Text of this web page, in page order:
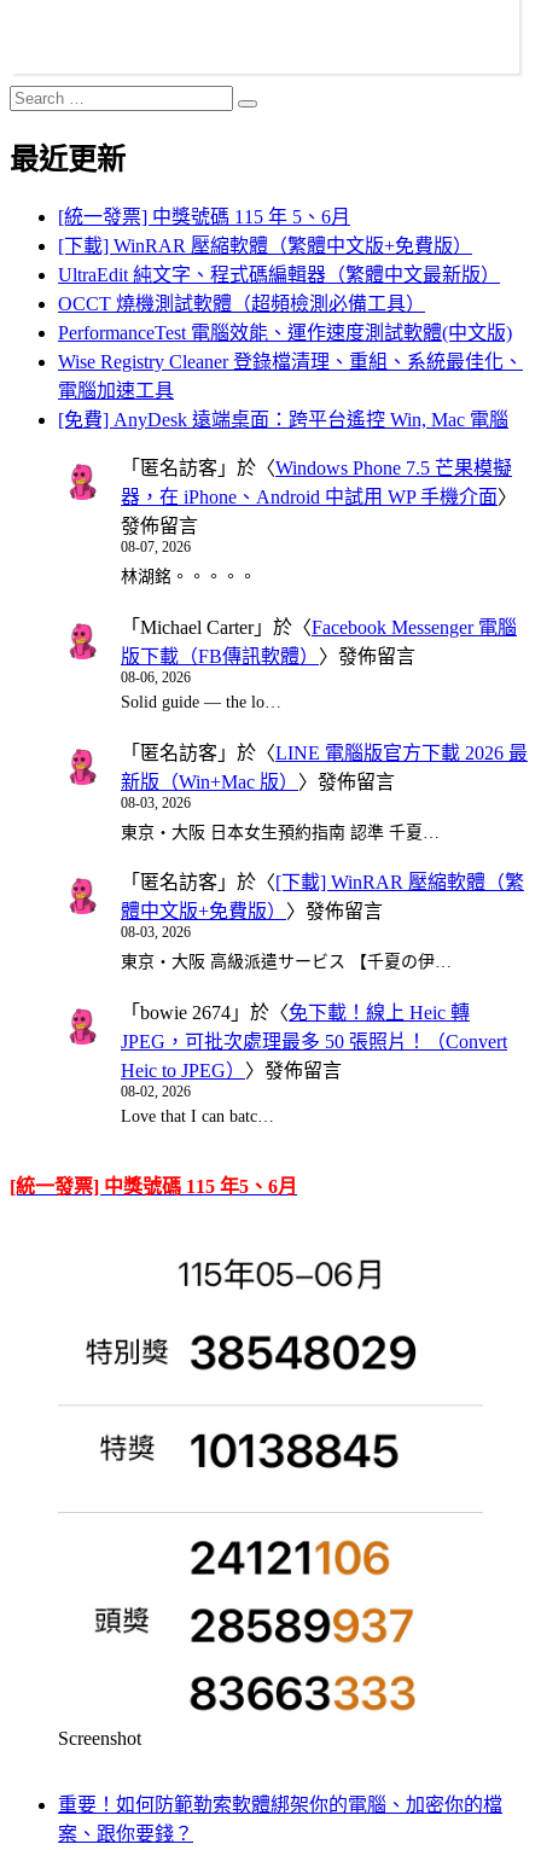
Search
for:
Search
最近更新
[統一發票] 中獎號碼 115 年 5、6月
[下載] WinRAR 壓縮軟體（繁體中文版+免費版）
UltraEdit 純文字、程式碼編輯器（繁體中文最新版）
OCCT 燒機測試軟體（超頻檢測必備工具）
PerformanceTest 電腦效能、運作速度測試軟體(中文版)
Wise Registry Cleaner 登錄檔清理、重組、系統最佳化、
電腦加速工具
[免費] AnyDesk 遠端桌面：跨平台遙控 Win, Mac 電腦
「 匿名訪客 」於〈Windows Phone 7.5 芒果模擬
器，在 iPhone、Android 中試用 WP 手機介面〉
發佈留言
08-07, 2026
林湖銘。。。。。
「 Michael Carter」於〈Facebook Messenger 電腦
版下載（FB傳訊軟體） 〉發佈留言
08-06, 2026
Solid guide — the lo…
「 匿名訪客 」於〈LINE 電腦版官方下載 2026 最
新版（Win+Mac 版） 〉發佈留言
08-03, 2026
東京・大阪 日本女生預約指南 認準 千夏…
「 匿名訪客 」於〈[下載] WinRAR 壓縮軟體（繁
體中文版+免費版） 〉發佈留言
08-03, 2026
東京・大阪 高級派遣サービス 【千夏の伊…
「 bowie 2674 」於〈免下載！線上 Heic 轉
JPEG，可批次處理最多 50 張照片！（Convert
Heic to JPEG） 〉發佈留言
08-02, 2026
Love that I can batc…
[統一發票] 中獎號碼 115 年5、6月
Screenshot
重要！如何防範勒索軟體綁架你的電腦、加密你的檔
案、跟你要錢？